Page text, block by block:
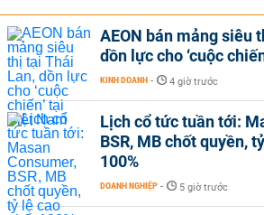
AEON bán mảng siêu
dồn lực cho ‘cuộc
KINH DOANH - 4 giờ trước
Lịch cổ tức tuần tới:
BSR, MB chốt quyền,
100%
DOANH NGHIỆP - 5 giờ trước